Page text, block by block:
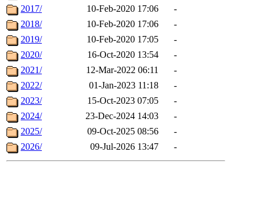
2017/
10-Feb-2020 17:06
-
2018/
10-Feb-2020 17:06
-
2019/
10-Feb-2020 17:05
-
2020/
16-Oct-2020 13:54
-
2021/
12-Mar-2022 06:11
-
2022/
01-Jan-2023 11:18
-
2023/
15-Oct-2023 07:05
-
2024/
23-Dec-2024 14:03
-
2025/
09-Oct-2025 08:56
-
2026/
09-Jul-2026 13:47 -